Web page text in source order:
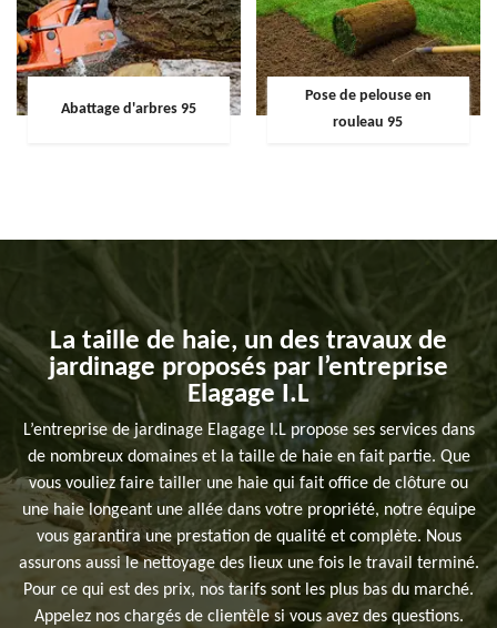
Abattage d'arbres 95
Pose de pelouse en
rouleau 95
La taille de haie, un des travaux de
jardinage proposés par l’entreprise
Elagage I.L
L’entreprise de jardinage Elagage I.L propose ses services dans
de nombreux domaines et la taille de haie en fait partie. Que
vous vouliez faire tailler une haie qui fait office de clôture ou
une haie longeant une allée dans votre propriété, notre équipe
vous garantira une prestation de qualité et complète. Nous
assurons aussi le nettoyage des lieux une fois le travail terminé.
Pour ce qui est des prix, nos tarifs sont les plus bas du marché.
Appelez nos chargés de clientèle si vous avez des questions.